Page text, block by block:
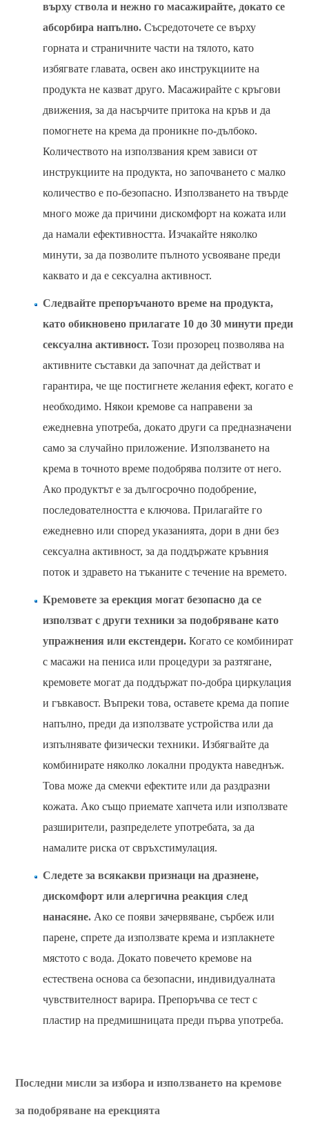
върху ствола и нежно го масажирайте, докато се
абсорбира напълно. Съсредоточете се върху
горната и страничните части на тялото, като
избягвате главата, освен ако инструкциите на
продукта не казват друго. Масажирайте с кръгови
движения, за да насърчите притока на кръв и да
помогнете на крема да проникне по-дълбоко.
Количеството на използвания крем зависи от
инструкциите на продукта, но започването с малко
количество е по-безопасно. Използването на твърде
много може да причини дискомфорт на кожата или
да намали ефективността. Изчакайте няколко
минути, за да позволите пълното усвояване преди
каквато и да е сексуална активност.
Следвайте препоръчаното време на продукта,
като обикновено прилагате 10 до 30 минути преди
сексуална активност. Този прозорец позволява на
активните съставки да започнат да действат и
гарантира, че ще постигнете желания ефект, когато е
необходимо. Някои кремове са направени за
ежедневна употреба, докато други са предназначени
само за случайно приложение. Използването на
крема в точното време подобрява ползите от него.
Ако продуктът е за дългосрочно подобрение,
последователността е ключова. Прилагайте го
ежедневно или според указанията, дори в дни без
сексуална активност, за да поддържате кръвния
поток и здравето на тъканите с течение на времето.
Кремовете за ерекция могат безопасно да се
използват с други техники за подобряване като
упражнения или екстендери. Когато се комбинират
с масажи на пениса или процедури за разтягане,
кремовете могат да поддържат по-добра циркулация
и гъвкавост. Въпреки това, оставете крема да попие
напълно, преди да използвате устройства или да
изпълнявате физически техники. Избягвайте да
комбинирате няколко локални продукта наведнъж.
Това може да смекчи ефектите или да раздразни
кожата. Ако също приемате хапчета или използвате
разширители, разпределете употребата, за да
намалите риска от свръхстимулация.
Следете за всякакви признаци на дразнене,
дискомфорт или алергична реакция след
нанасяне. Ако се появи зачервяване, сърбеж или
парене, спрете да използвате крема и изплакнете
мястото с вода. Докато повечето кремове на
естествена основа са безопасни, индивидуалната
чувствителност варира. Препоръчва се тест с
пластир на предмишницата преди първа употреба.
Последни мисли за избора и използването на кремове
за подобряване на ерекцията